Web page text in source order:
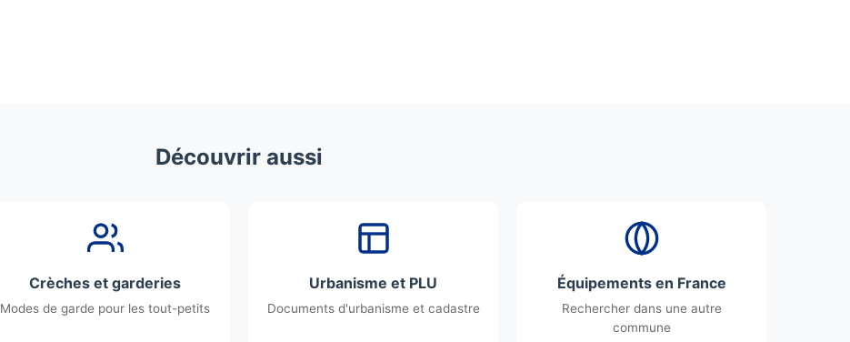
Découvrir aussi
Crèches et garderies
Modes de garde pour les tout-petits
Urbanisme et PLU
Documents d'urbanisme et cadastre
Équipements en France
Rechercher dans une autre
commune